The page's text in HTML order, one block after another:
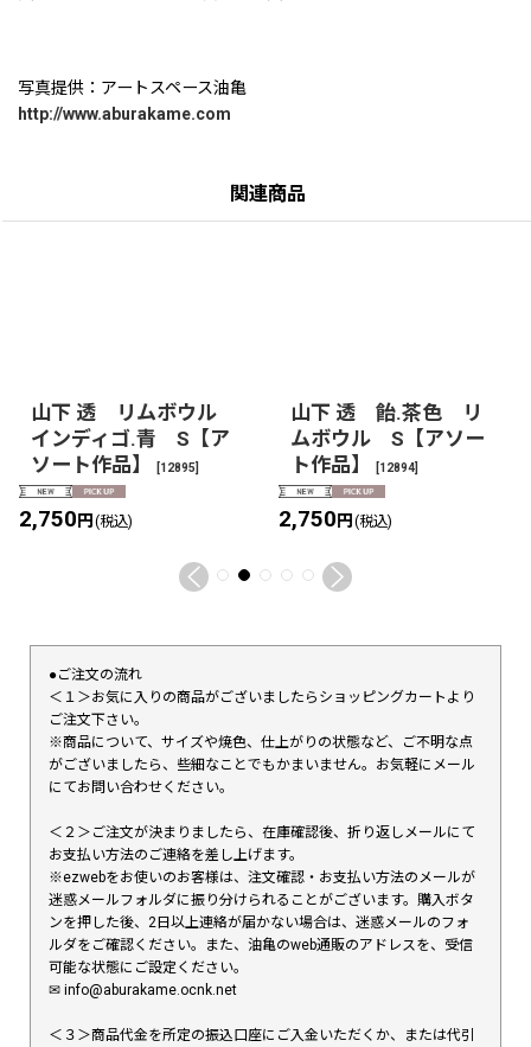
写真提供：アートスペース油亀
http://www.aburakame.com
関連商品
山下 透 リムボウル
インディゴ.青 S【ア
ソート作品】
[12895]
2,750円 (税込)
山下 透 飴.茶色 リ
ムボウル S【アソー
ト作品】
[12894]
2,750円 (税込)
●ご注文の流れ
＜１＞お気に入りの商品がございましたらショッピングカートより
ご注文下さい。
※商品について、サイズや焼色、仕上がりの状態など、ご不明な点
がございましたら、些細なことでもかまいません。お気軽にメール
にてお問い合わせください。
＜２＞ご注文が決まりましたら、在庫確認後、折り返しメールにて
お支払い方法のご連絡を差し上げます。
※ezwebをお使いのお客様は、注文確認・お支払い方法のメールが
迷惑メールフォルダに振り分けられることがございます。購入ボタ
ンを押した後、2日以上連絡が届かない場合は、迷惑メールのフォ
ルダをご確認ください。また、油亀のweb通販のアドレスを、受信
可能な状態にご設定ください。
✉︎ info@aburakame.ocnk.net
＜３＞商品代金を所定の振込口座にご入金いただくか、または代引